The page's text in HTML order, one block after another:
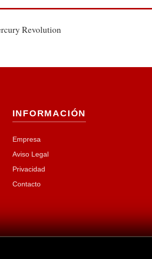
Revolution
INFORMACIÓN
Empresa
Aviso Legal
Privacidad
Contacto